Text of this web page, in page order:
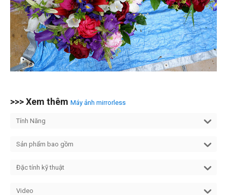
>>> Xem thêm Máy ảnh mirrorless
Tính Năng
Sản phẩm bao gồm
Đặc tính kỹ thuật
Video